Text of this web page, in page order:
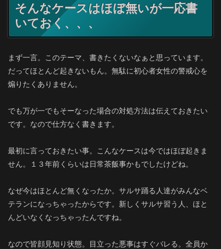
そんなケースはほぼ無いが一応書
いておく、、、
まず一言。このテーマ、書きたくないなぁと思っています。
だってほとんど起きないもん。無駄に初心者女性の警戒心を
煽りたくありません。
でも万が一でもそーなった場合の対処方法は伝えておきたい
です。なので仕方なく書きます。
最初に言っておきたい事。こんなケースは今ではほぼ起きま
せん。１３年前くらいは日常茶飯事かもでしたけどね。
なぜ今はほとんど無くなったか。サルサ踊る人達がみんなベ
テランになっちゃったからです。新しくサルサ習う人、ほと
んどいなくなっちゃったんですね。
なので皆顔見知り状態。目立った悪事はすぐバレる。全員か